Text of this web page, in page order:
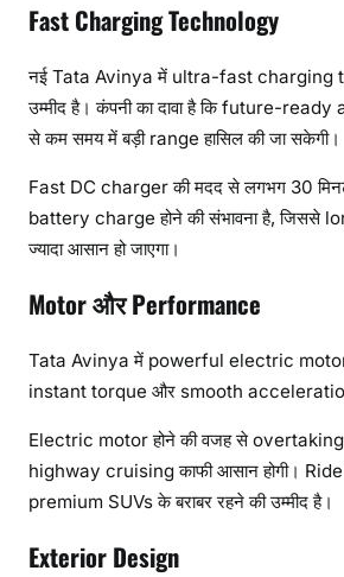
Fast Charging Technology
नई Tata Avinya में ultra-fast charging
उम्मीद है। कंपनी का दावा है कि future-
से कम समय में बड़ी range हासिल की जा सकेगी।
Fast DC charger की मदद से लगभग 30
battery charge होने की संभावना है, जिससे
ज्यादा आसान हो जाएगा।
Motor और Performance
Tata Avinya में powerful electric motor
instant torque और smooth
Electric motor होने की वजह से
highway cruising काफी आसान होगी।
premium SUVs के बराबर रहने की उम्मीद है।
Exterior Design